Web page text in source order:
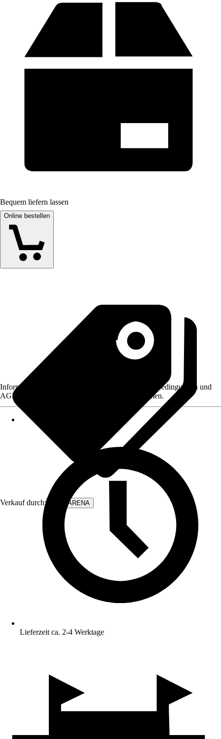
Bequem liefern lassen
Online bestellen
Verkauf durch: WALLARENA
Informationen des Verkäufers, wie z. B. Rückgabebedingungen und
AGB, finden Sie bei Klick auf den Verkäufernamen.
Lieferzeit ca. 2-4 Werktage